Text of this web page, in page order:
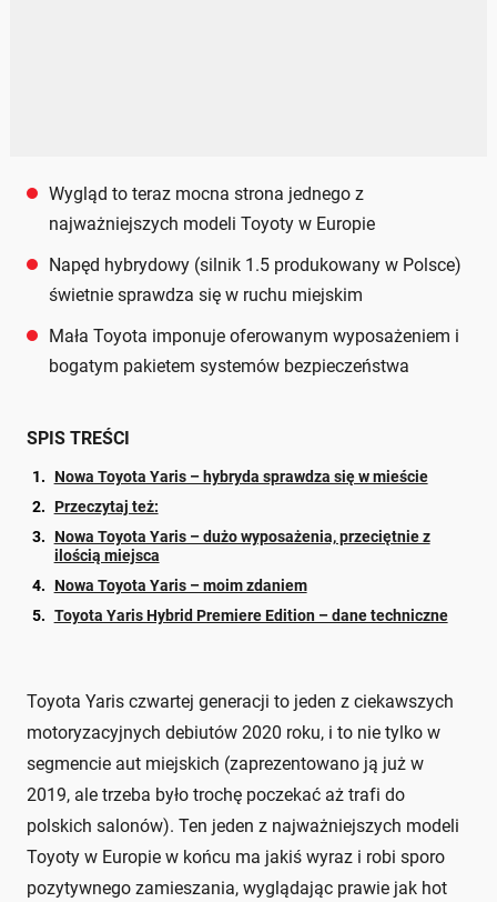
Wygląd to teraz mocna strona jednego z
najważniejszych modeli Toyoty w Europie
Napęd hybrydowy (silnik 1.5 produkowany w Polsce)
świetnie sprawdza się w ruchu miejskim
Mała Toyota imponuje oferowanym wyposażeniem i
bogatym pakietem systemów bezpieczeństwa
SPIS TREŚCI
Nowa Toyota Yaris – hybryda sprawdza się w mieście
Przeczytaj też:
Nowa Toyota Yaris – dużo wyposażenia, przeciętnie z
ilością miejsca
Nowa Toyota Yaris – moim zdaniem
Toyota Yaris Hybrid Premiere Edition – dane techniczne
Toyota Yaris czwartej generacji to jeden z ciekawszych
motoryzacyjnych debiutów 2020 roku, i to nie tylko w
segmencie aut miejskich (zaprezentowano ją już w
2019, ale trzeba było trochę poczekać aż trafi do
polskich salonów). Ten jeden z najważniejszych modeli
Toyoty w Europie w końcu ma jakiś wyraz i robi sporo
pozytywnego zamieszania, wyglądając prawie jak hot